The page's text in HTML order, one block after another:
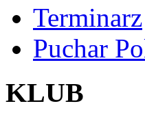
Terminarz
Puchar
KLUB